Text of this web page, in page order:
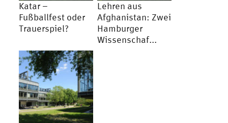
Katar –
Fußballfest oder
Trauerspiel?
Lehren aus
Afghanistan: Zwei
Hamburger
Wissenschaf...